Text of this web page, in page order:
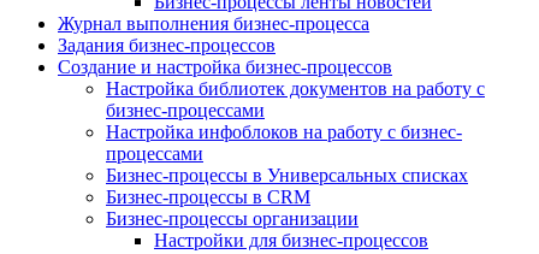
Журнал выполнения бизнес-процесса
Задания бизнес-процессов
Создание и настройка бизнес-процессов
Настройка библиотек документов на работу с
бизнес-процессами
Настройка инфоблоков на работу с бизнес-
процессами
Бизнес-процессы в Универсальных списках
Бизнес-процессы в CRM
Бизнес-процессы организации
Настройки для бизнес-процессов